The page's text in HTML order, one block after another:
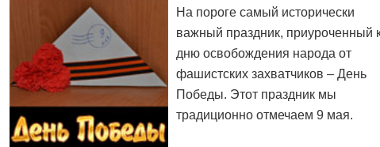
На пороге самый исторически
важный праздник, приуроченный
дню освобождения народа от
фашистских захватчиков – День
Победы. Этот праздник мы
традиционно отмечаем 9 мая.